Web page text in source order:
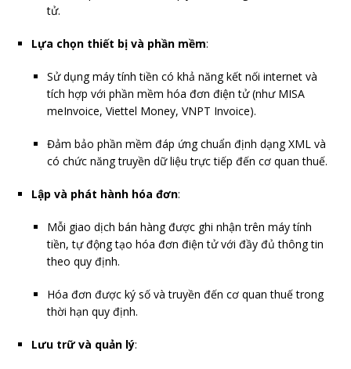
tử.
Lựa chọn thiết bị và phần mềm:
Sử dụng máy tính tiền có khả năng kết nối internet và
tích hợp với phần mềm hóa đơn điện tử (như MISA
meInvoice, Viettel Money, VNPT Invoice).
Đảm bảo phần mềm đáp ứng chuẩn định dạng XML và
có chức năng truyền dữ liệu trực tiếp đến cơ quan thuế.
Lập và phát hành hóa đơn:
Mỗi giao dịch bán hàng được ghi nhận trên máy tính
tiền, tự động tạo hóa đơn điện tử với đầy đủ thông tin
theo quy định.
Hóa đơn được ký số và truyền đến cơ quan thuế trong
thời hạn quy định.
Lưu trữ và quản lý: